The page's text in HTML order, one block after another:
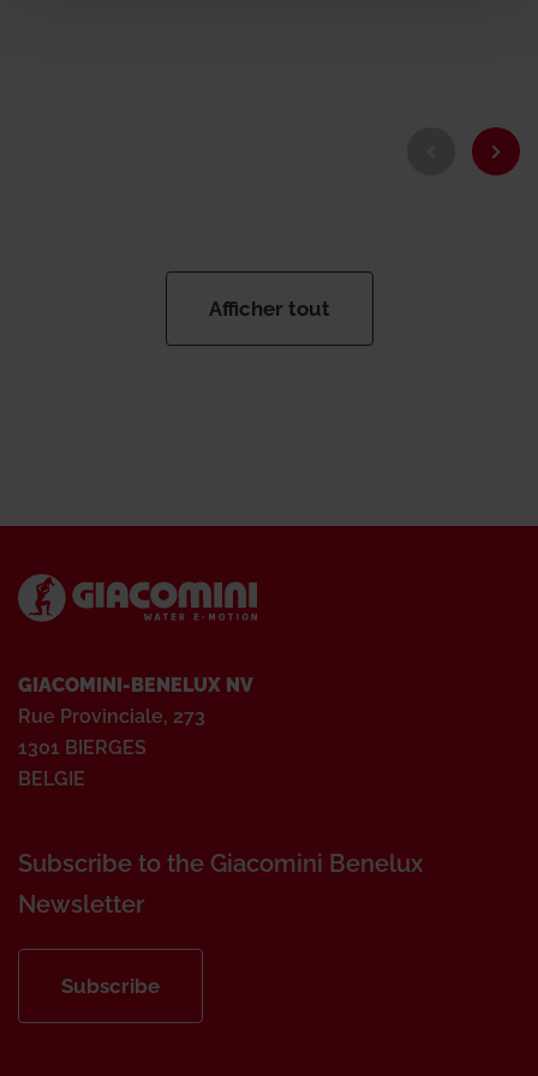
Afficher tout
GIACOMINI-BENELUX NV
Rue Provinciale, 273
1301 BIERGES
BELGIE
Subscribe to the Giacomini Benelux
Newsletter
Subscribe